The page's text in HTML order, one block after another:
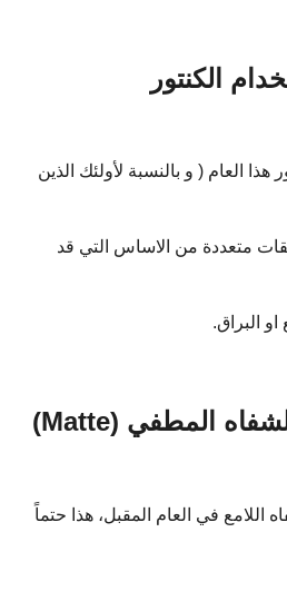
الكنتور
العام ( و بالنسبة لأولئك الذين
طبقات متعددة من الاساس التي قد
او البراق.
بأحمر الشفاه اللامع في العام المقبل، هذا حتماً